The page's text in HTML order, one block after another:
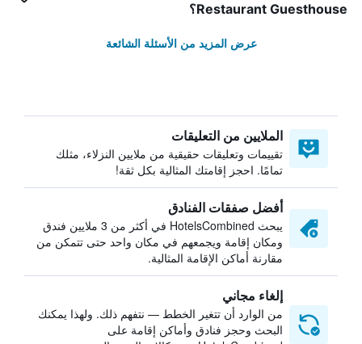
Restaurant Guesthouse؟
عرض المزيد من الأسئلة الشائعة
الملايين من التعليقات
تقييمات وتعليقات حقيقية من ملايين النزلاء، مثلك
تمامًا. احجز إقامتك المثالية بكل ثقة!
أفضل صفقات الفنادق
يبحث HotelsCombined في أكثر من 3 ملايين فندق
ومكان إقامة ويجمعهم في مكان واحد حتى تتمكن من
مقارنة أماكن الإقامة المثالية.
إلغاء مجاني
من الوارد أن تتغير الخطط — نتفهم ذلك. ولهذا يمكنك
البحث وحجز فنادق وأماكن إقامة على